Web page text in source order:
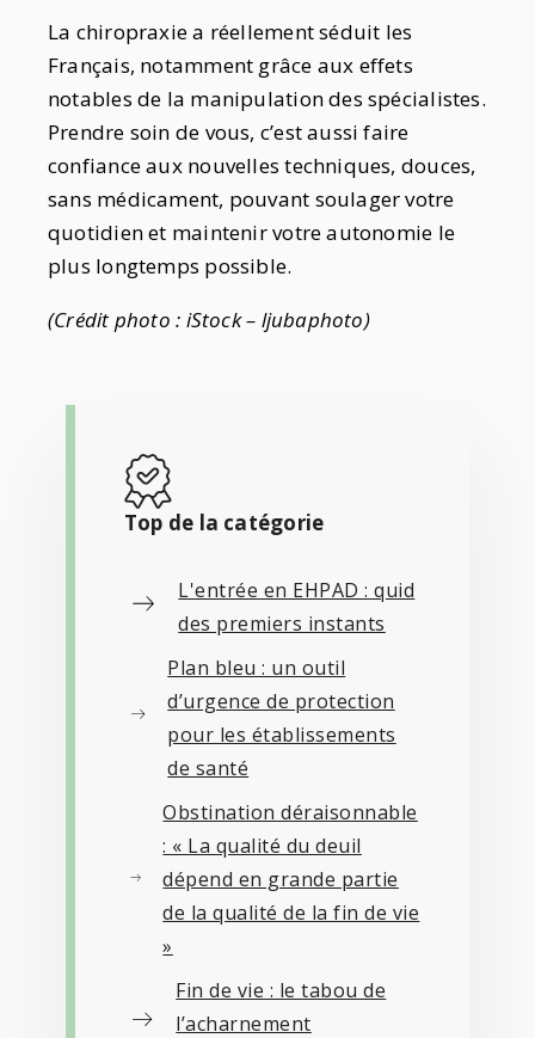
La chiropraxie a réellement séduit les
Français, notamment grâce aux effets
notables de la manipulation des spécialistes.
Prendre soin de vous, c’est aussi faire
confiance aux nouvelles techniques, douces,
sans médicament, pouvant soulager votre
quotidien et maintenir votre autonomie le
plus longtemps possible.
(Crédit photo : iStock – ljubaphoto)
Top de la catégorie
L'entrée en EHPAD : quid
des premiers instants
Plan bleu : un outil
d’urgence de protection
pour les établissements
de santé
Obstination déraisonnable
: « La qualité du deuil
dépend en grande partie
de la qualité de la fin de vie
»
Fin de vie : le tabou de
l’acharnement